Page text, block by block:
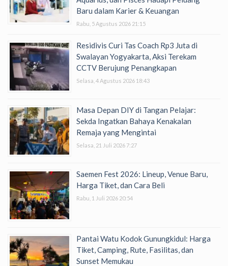
Baru dalam Karier & Keuangan
Rabu, 5 Agustus 2026 21:15
Residivis Curi Tas Coach Rp3 Juta di
Swalayan Yogyakarta, Aksi Terekam
CCTV Berujung Penangkapan
Selasa, 4 Agustus 2026 18:43
Masa Depan DIY di Tangan Pelajar:
Sekda Ingatkan Bahaya Kenakalan
Remaja yang Mengintai
Selasa, 21 Juli 2026 7:27
Saemen Fest 2026: Lineup, Venue Baru,
Harga Tiket, dan Cara Beli
Rabu, 1 Juli 2026 20:54
Pantai Watu Kodok Gunungkidul: Harga
Tiket, Camping, Rute, Fasilitas, dan
Sunset Memukau